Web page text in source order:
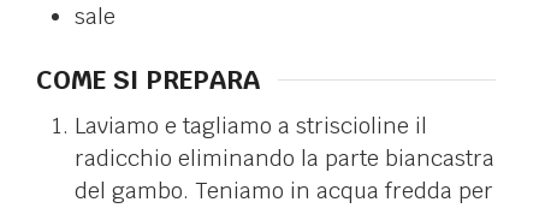
sale
COME SI PREPARA
Laviamo e tagliamo a striscioline il
radicchio eliminando la parte biancastra
del gambo. Teniamo in acqua fredda per